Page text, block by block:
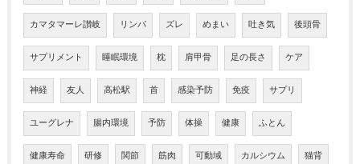
カマタマーレ讃岐 リンパ ズレ めまい 吐き気 後頭骨
サプリメント 睡眠環境 枕 肩甲骨 足の長さ ケア
神経 友人 高松駅 首 感染予防 免疫 サプリ
ユーグレナ 腸内環境 予防 体操 健康 ふとん
健康寿命 研修 関節 筋肉 可動域 カルシウム 猫背